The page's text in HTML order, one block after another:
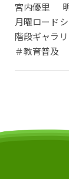
宮内優里
月曜ロード
階段ギャラ
＃教育普及